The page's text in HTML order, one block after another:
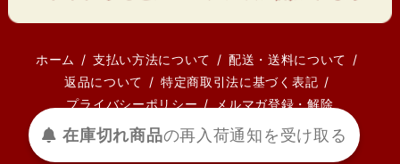
ホーム 支払い方法について
配送・送料について
返品について
特定商取引法に基づく表記
プライバシーポリシー
メルマガ登録・解除
在庫切れ商品の再入荷通知を受け取る